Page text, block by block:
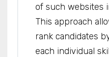
of such websites
This approach
rank candidates
each individual